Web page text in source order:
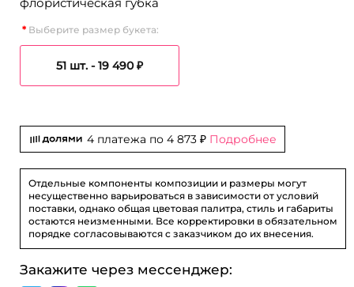
Выберите размер букета:
51 шт. -19 490 ₽
4 платежа по 4 873 ₽ Подробнее
Отдельные компоненты композиции и размеры могут
несущественно варьироваться в зависимости от условий
поставки, однако общая цветовая палитра, стиль и габариты
остаются неизменными. Все корректировки в обязательном
порядке согласовываются с заказчиком до их внесения.
Закажите через мессенджер: